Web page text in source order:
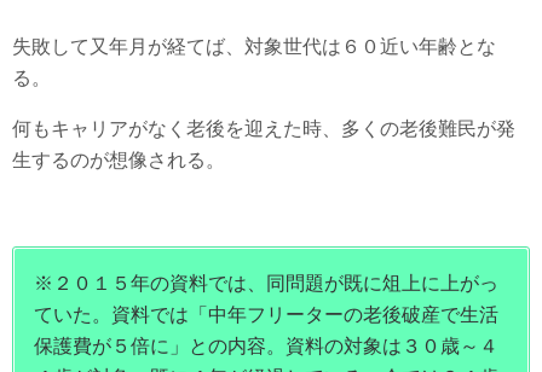
失敗して又年月が経てば、対象世代は６０近い年齢とな
る。
何もキャリアがなく老後を迎えた時、多くの老後難民が発
生するのが想像される。
※２０１５年の資料では、同問題が既に俎上に上がっ
ていた。資料では「中年フリーターの老後破産で生活
保護費が５倍に」との内容。資料の対象は３０歳～４